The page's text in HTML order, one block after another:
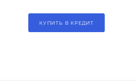
КУПИТЬ В КРЕДИТ